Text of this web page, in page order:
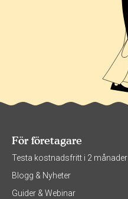
För företagare
Testa kostnadsfritt i 2 månader
Blogg & Nyheter
Guider & Webinar